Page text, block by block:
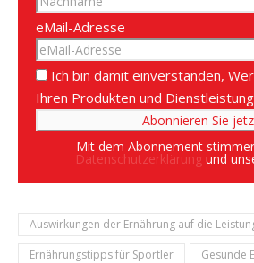
eMail-Adresse
Ich bin damit einverstanden,
Ihren Produkten und
Mit dem Abonnement
Datenschutzerklärungund
Auswirkungen der Ernährung auf die
Ernährungstipps für Sportler
Gesunde